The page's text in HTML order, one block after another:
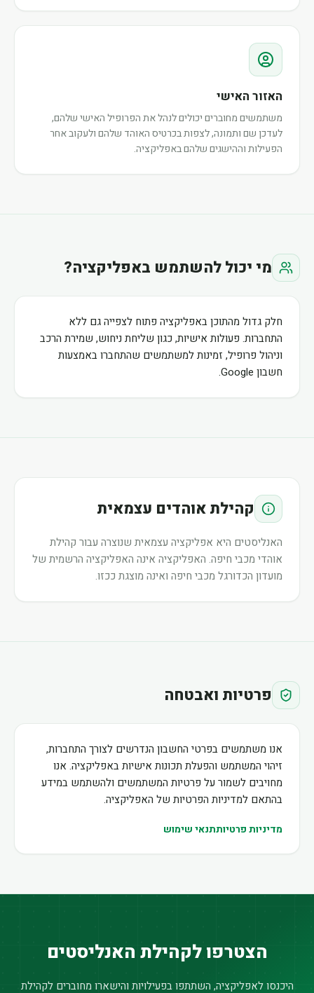
האזור האישי
משתמשים מחוברים יכולים לנהל את הפרופיל האישי שלהם,
לעדכן שם ותמונה, לצפות בכרטיס האוהד שלהם ולעקוב אחר
הפעילות וההישגים שלהם באפליקציה.
מי יכול להשתמש באפליקציה?
חלק גדול מהתוכן באפליקציה פתוח לצפייה גם ללא
התחברות. פעולות אישיות, כגון שליחת ניחוש, שמירת הרכב
וניהול פרופיל, זמינות למשתמשים שהתחברו באמצעות
חשבון Google.
קהילת אוהדים עצמאית
האנליסטים היא אפליקציה עצמאית שנוצרה עבור קהילת
אוהדי מכבי חיפה. האפליקציה אינה האפליקציה הרשמית של
מועדון הכדורגל מכבי חיפה ואינה מוצגת ככזו.
פרטיות ואבטחה
אנו משתמשים בפרטי החשבון הנדרשים לצורך התחברות,
זיהוי המשתמש והפעלת תכונות אישיות באפליקציה. אנו
מחויבים לשמור על פרטיות המשתמשים ולהשתמש במידע
בהתאם למדיניות הפרטיות של האפליקציה.
מדיניות פרטיותתנאי שימוש
הצטרפו לקהילת האנליסטים
היכנסו לאפליקציה, השתתפו בפעילויות והישארו מחוברים לקהילת